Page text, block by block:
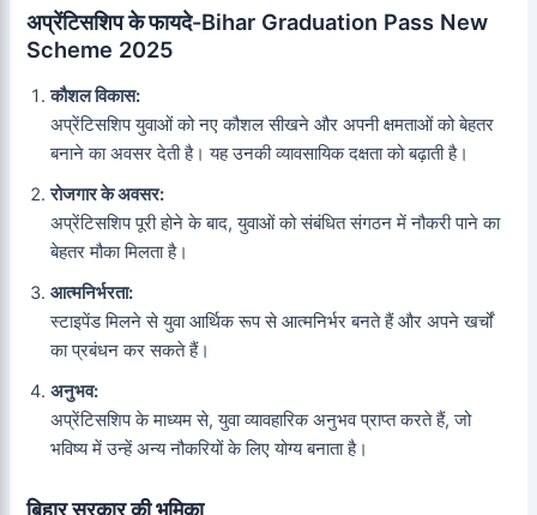
अप्रेंटिसशिप के फायदे-Bihar Graduation Pass New
Scheme 2025
कौशल विकास:
अप्रेंटिसशिप युवाओं को नए कौशल सीखने और अपनी क्षमताओं को बेहतर
बनाने का अवसर देती है। यह उनकी व्यावसायिक दक्षता को बढ़ाती है।
रोजगार के अवसर:
अप्रेंटिसशिप पूरी होने के बाद, युवाओं को संबंधित संगठन में नौकरी पाने का
बेहतर मौका मिलता है।
आत्मनिर्भरता:
स्टाइपेंड मिलने से युवा आर्थिक रूप से आत्मनिर्भर बनते हैं और अपने खर्चों
का प्रबंधन कर सकते हैं।
अनुभव:
अप्रेंटिसशिप के माध्यम से, युवा व्यावहारिक अनुभव प्राप्त करते हैं, जो
भविष्य में उन्हें अन्य नौकरियों के लिए योग्य बनाता है।
बिहार सरकार की भूमिका